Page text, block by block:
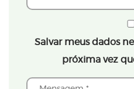
Salvar meus dados
próxima vez